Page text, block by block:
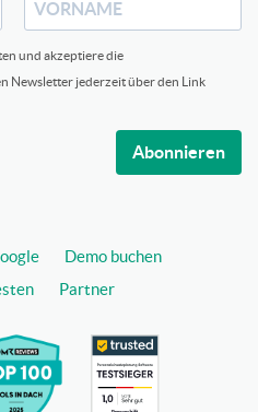
und akzeptiere die
Newsletter jederzeit über den Link
Abonnieren
Demo buchen
Partner